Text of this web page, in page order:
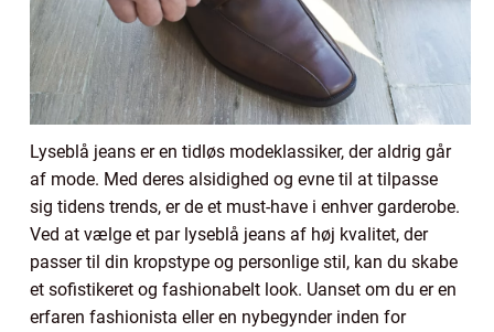
Lyseblå jeans er en tidløs modeklassiker, der aldrig går
af mode. Med deres alsidighed og evne til at tilpasse
sig tidens trends, er de et must-have i enhver garderobe.
Ved at vælge et par lyseblå jeans af høj kvalitet, der
passer til din kropstype og personlige stil, kan du skabe
et sofistikeret og fashionabelt look. Uanset om du er en
erfaren fashionista eller en nybegynder inden for